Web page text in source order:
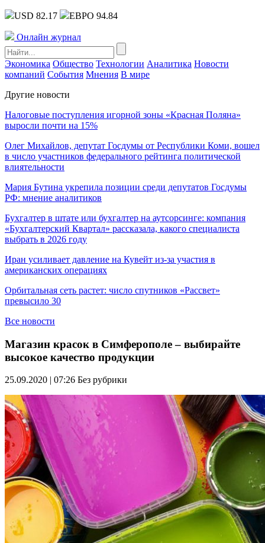
USD 82.17 ЕВРО 94.84
Онлайн журнал
Экономика Общество Технологии Аналитика Новости
компаний События Мнения В мире
Другие новости
Налоговые поступления игорной зоны «Красная Поляна»
выросли почти на 15%
Олег Михайлов, депутат Госдумы от Республики Коми, вошел
в число участников федерального рейтинга политической
влиятельности
Мария Бутина укрепила позиции среди депутатов Госдумы
РФ: мнение аналитиков
Бухгалтер в штате или бухгалтер на аутсорсинге: компания
«Бухгалтерский Квартал» рассказала, какого специалиста
выбрать в 2026 году
Иран усиливает давление на Кувейт из-за участия в
американских операциях
Орбитальная сеть растет: число спутников «Рассвет»
превысило 30
Все новости
Магазин красок в Симферополе – выбирайте
высокое качество продукции
25.09.2020 | 07:26 Без рубрики